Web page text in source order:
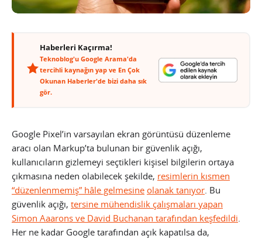
Haberleri Kaçırma!
Teknoblog'u Google Arama'da
tercihli kaynağın yap ve En Çok
Okunan Haberler'de bizi daha sık
gör.
Google Pixel’in varsayılan ekran görüntüsü düzenleme
aracı olan Markup’ta bulunan bir güvenlik açığı,
kullanıcıların gizlemeyi seçtikleri kişisel bilgilerin ortaya
çıkmasına neden olabilecek şekilde, resimlerin kısmen
“düzenlenmemiş” hâle gelmesine olanak tanıyor. Bu
güvenlik açığı, tersine mühendislik çalışmaları yapan
Simon Aaarons ve David Buchanan tarafından keşfedildi.
Her ne kadar Google tarafından açık kapatılsa da,